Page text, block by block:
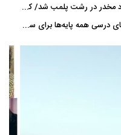
عطاری فروشنده مواد مخدر در رشت پلمب شد/ کشف 8 هزار قرص و 50 لیتر شربت توهم ‌زا
ثبت سفارش کتاب‌های درسی همه پایه‌ها برای سال تحصیلی ۱۴۰۶ ۱۴۰۵ فعال شد